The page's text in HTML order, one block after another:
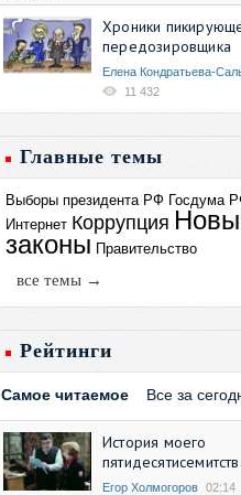
Хроники
передозировщика
Елена Кондратьева-
11 432
Главные темы
Выборы президента РФ Госдума
Интернет Коррупция
законы Правительство
все темы →
Рейтинги
Самое читаемое Все за
История моего
Егор Холмогоров 02:14